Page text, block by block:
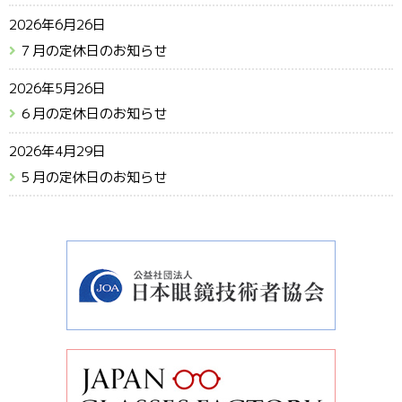
2026年6月26日
７月の定休日のお知らせ
2026年5月26日
６月の定休日のお知らせ
2026年4月29日
５月の定休日のお知らせ